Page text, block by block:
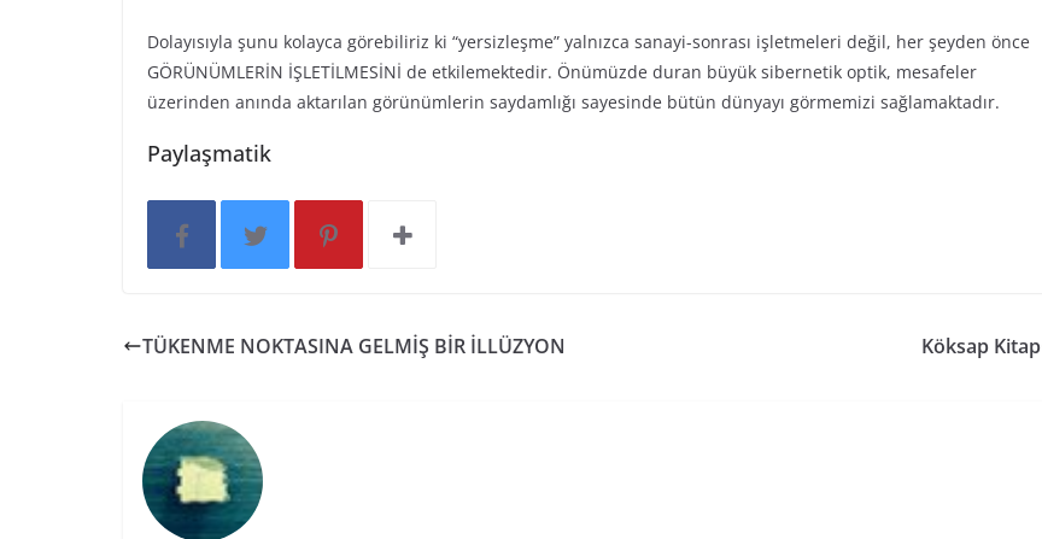
Dolayısıyla şunu kolayca görebiliriz ki “yersizleşme” yalnızca sanayi-sonrası işletmeleri değil, her şeyden önce
GÖRÜNÜMLERİN İŞLETİLMESİNİ de etkilemektedir. Önümüzde duran büyük sibernetik optik, mesafeler
üzerinden anında aktarılan görünümlerin saydamlığı sayesinde bütün dünyayı görmemizi sağlamaktadır.
Paylaşmatik
TÜKENME NOKTASINA GELMİŞ BİR İLLÜZYON Köksap Kitap